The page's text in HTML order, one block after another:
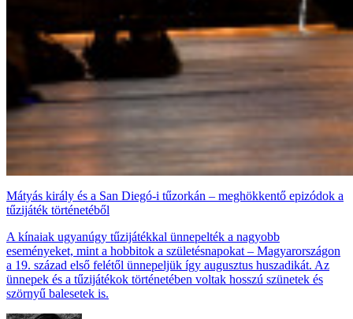
Mátyás király és a San Diegó-i tűzorkán – meghökkentő epizódok a
tűzijáték történetéből
A kínaiak ugyanúgy tűzijátékkal ünnepelték a nagyobb
eseményeket, mint a hobbitok a születésnapokat – Magyarországon
a 19. század első felétől ünnepeljük így augusztus huszadikát. Az
ünnepek és a tűzijátékok történetében voltak hosszú szünetek és
szörnyű balesetek is.